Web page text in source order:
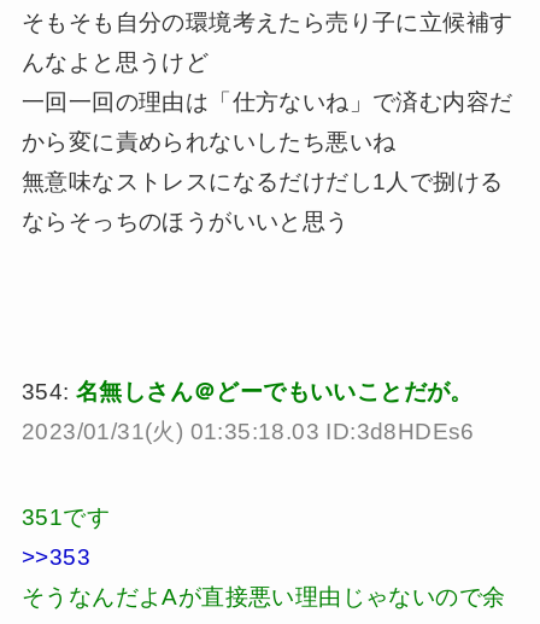
そもそも自分の環境考えたら売り子に立候補す
んなよと思うけど
一回一回の理由は「仕方ないね」で済む内容だ
から変に責められないしたち悪いね
無意味なストレスになるだけだし1人で捌ける
ならそっちのほうがいいと思う
354: 名無しさん＠どーでもいいことだが。
2023/01/31(火) 01:35:18.03 ID:3d8HDEs6
351です
>>353
そうなんだよAが直接悪い理由じゃないので余